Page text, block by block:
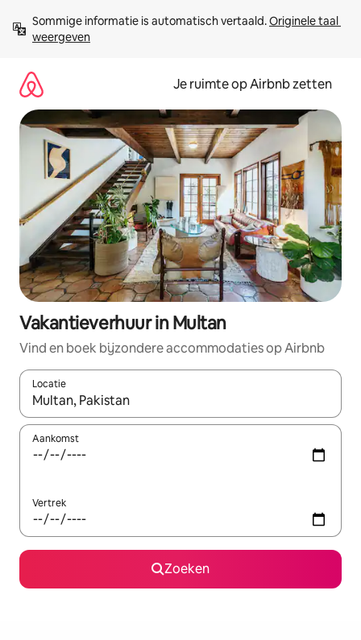
direct
naar
Sommige informatie is automatisch vertaald. Originele taal
weergeven
Je ruimte op Airbnb zetten
Vakantieverhuur in Multan
Vind en boek bijzondere accommodaties op Airbnb
Locatie
Wanneer er suggesties beschikbaar zijn, maak je een keuze
Aankomst
Vertrek
Zoeken